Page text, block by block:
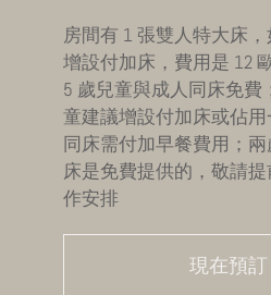
房間有 1 張雙人特大床
增設付加床，費用是 12
5 歲兒童與成人同床免費
童建議增設付加床或佔
同床需付加早餐費用；
床是免費提供的，敬請
作安排
現在預訂